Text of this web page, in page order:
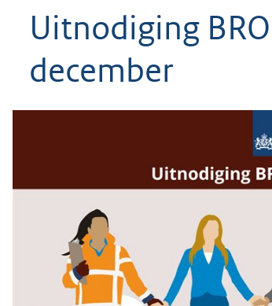
geweigerd.
Uitnodiging
december